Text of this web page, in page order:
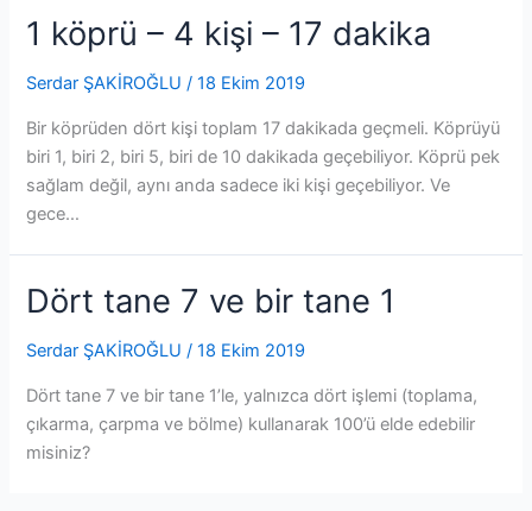
1 köprü – 4 kişi – 17 dakika
Serdar ŞAKİROĞLU/18 Ekim 2019
Bir köprüden dört kişi toplam 17 dakikada geçmeli. Köprüyü
biri 1, biri 2, biri 5, biri de 10 dakikada geçebiliyor. Köprü pek
sağlam değil, aynı anda sadece iki kişi geçebiliyor. Ve
gece…
Dört tane 7 ve bir tane 1
Serdar ŞAKİROĞLU/18 Ekim 2019
Dört tane 7 ve bir tane 1’le, yalnızca dört işlemi (toplama,
çıkarma, çarpma ve bölme) kullanarak 100’ü elde edebilir
misiniz?